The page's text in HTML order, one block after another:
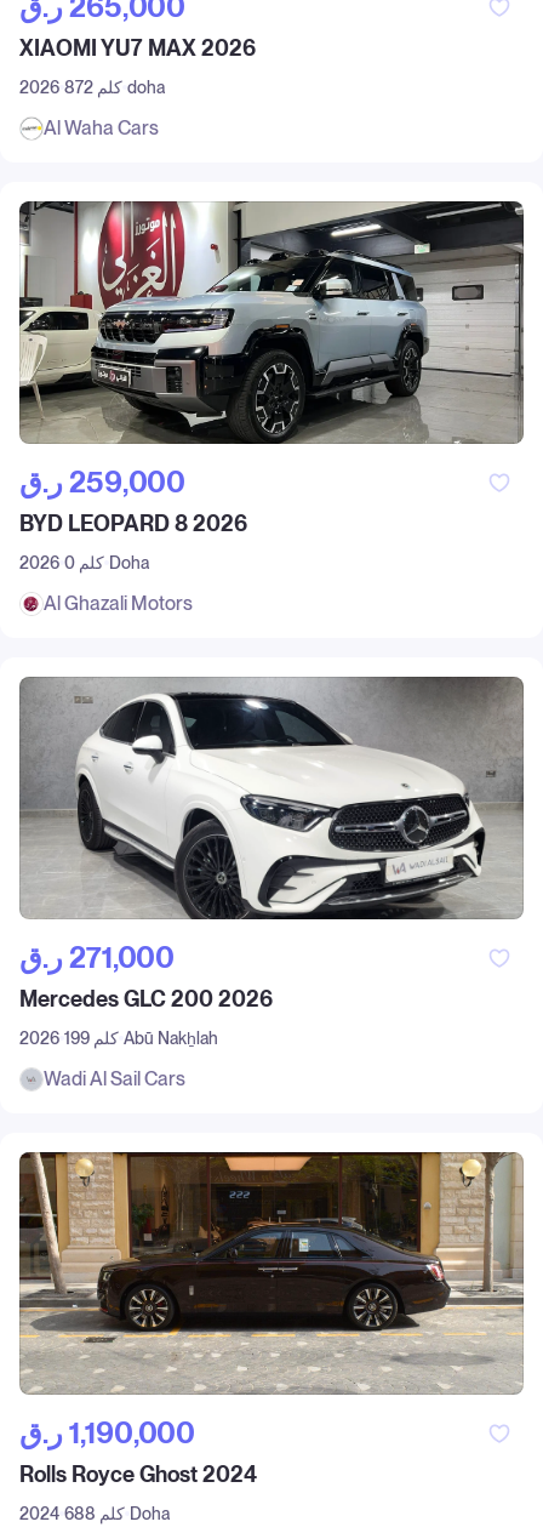
XIAOMI YU7 MAX 2026
2026 872 كلم doha
Al Waha Cars
ر.ق‎ 259,000
BYD LEOPARD 8 2026
2026 0 كلم Doha
Al Ghazali Motors
ر.ق‎ 271,000
Mercedes GLC 200 2026
2026 199 كلم Abū Nakẖlah
Wadi Al Sail Cars
ر.ق‎ 1,190,000
Rolls Royce Ghost 2024
2024 688 كلم Doha